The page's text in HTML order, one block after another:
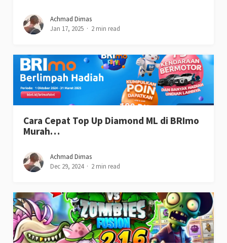
Achmad Dimas
Jan 17, 2025
2 min read
Cara Cepat Top Up Diamond ML di BRImo
Murah…
Achmad Dimas
Dec 29, 2024
2 min read